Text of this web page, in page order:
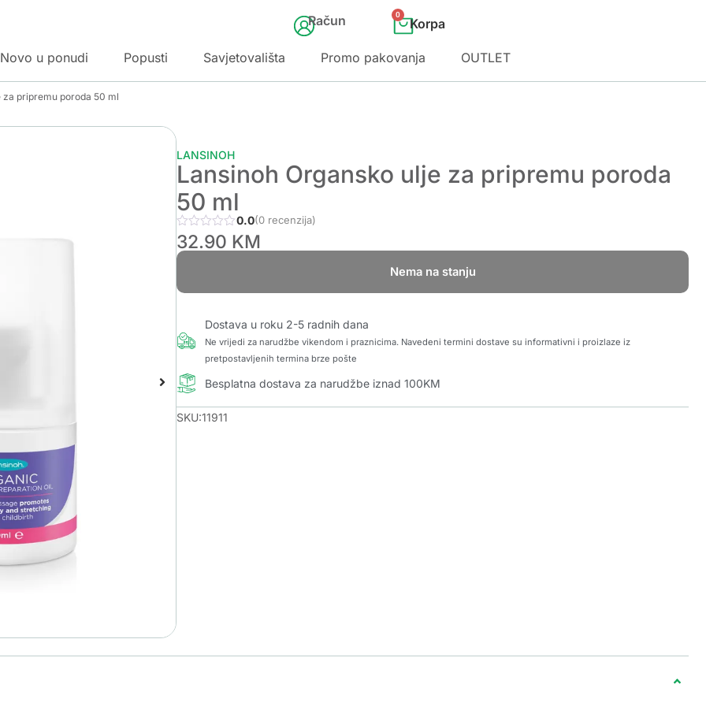
Račun 0
Novo u ponudi Popusti Savjetovališta Promo pakovanja OUTLET
pripremu poroda 50 ml
LANSINOH
Lansinoh Organsko ulje za pripremu poroda
50 ml
0.0(0 recenzija)
32.90 KM
Nema na stanju
Dostava u roku 2-5 radnih dana
Ne vrijedi za narudžbe vikendom i praznicima. Navedeni termini dostave su informativni i proizlaze iz
pretpostavljenih termina brze pošte
Besplatna dostava za narudžbe iznad 100KM
SKU:11911